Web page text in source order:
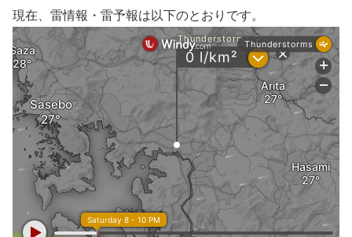
現在、雷情報・雷予報は以下のとおりです。